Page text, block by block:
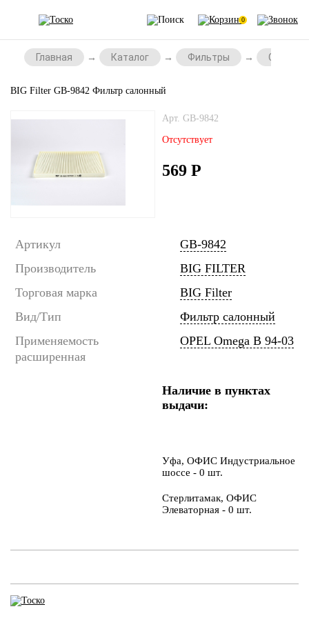
0
Главная Каталог Фильтры
BIG Filter GB-9842 Фильтр салонный
Арт. GB-9842
Отсутствует
569 Р
Артикул
GB-9842
Производитель
BIG FILTER
Торговая марка
BIG Filter
Вид/Тип
Фильтр салонный
Применяемость
расширенная
OPEL Omega B 94-03
Наличие в пунктах
выдачи:
Уфа, ОФИС Индустриальное
шоссе - 0 шт.
Стерлитамак, ОФИС
Элеваторная - 0 шт.